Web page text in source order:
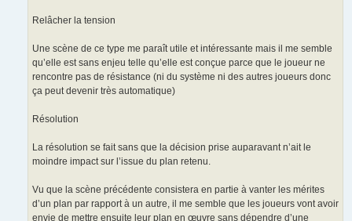
Relâcher la tension
Une scène de ce type me paraît utile et intéressante mais il me semble
qu’elle est sans enjeu telle qu’elle est conçue parce que le joueur ne
rencontre pas de résistance (ni du système ni des autres joueurs donc
ça peut devenir très automatique)
Résolution
La résolution se fait sans que la décision prise auparavant n’ait le
moindre impact sur l’issue du plan retenu.
Vu que la scène précédente consistera en partie à vanter les mérites
d’un plan par rapport à un autre, il me semble que les joueurs vont avoir
envie de mettre ensuite leur plan en œuvre sans dépendre d’une